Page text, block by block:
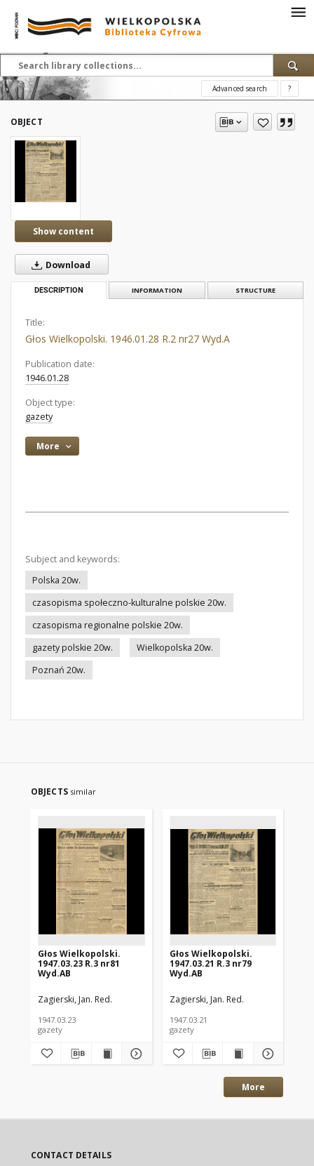
Advanced search ?
OBJECT
Show content
Download
DESCRIPTION INFORMATION STRUCTURE
Title:
Głos Wielkopolski. 1946.01.28 R.2 nr27 Wyd.A
Publication date:
1946.01.28
Object type:
gazety
More
Subject and keywords:
Polska 20w.
czasopisma społeczno-kulturalne polskie 20w.
czasopisma regionalne polskie 20w.
gazety polskie 20w.
Wielkopolska 20w.
Poznań 20w.
OBJECTS similar
Głos Wielkopolski.
1947.03.23 R.3 nr81
Wyd.AB
Zagierski, Jan. Red.
1947.03.23
gazety
Głos Wielkopolski.
1947.03.21 R.3 nr79
Wyd.AB
Zagierski, Jan. Red.
1947.03.21
gazety
More
CONTACT DETAILS